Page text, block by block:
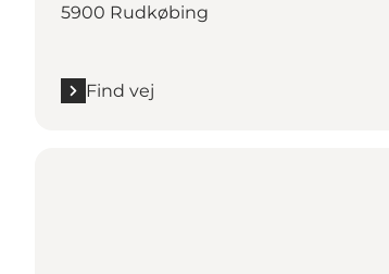
5900 Rudkøbing
Find vej